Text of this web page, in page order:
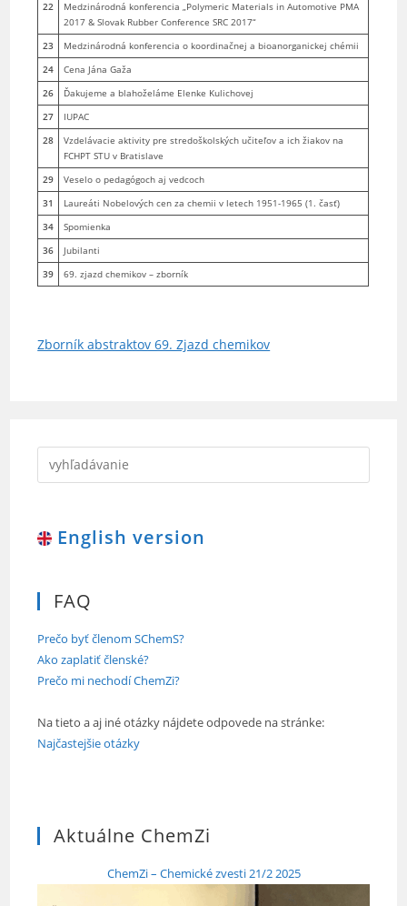
22
Medzinárodná konferencia „Polymeric Materials in Automotive PMA
2017 & Slovak Rubber Conference SRC 2017“
23
Medzinárodná konferencia o koordinačnej a bioanorganickej chémii
24
Cena Jána Gaža
26
Ďakujeme a blahoželáme Elenke Kulichovej
27
IUPAC
28
Vzdelávacie aktivity pre stredoškolských učiteľov a ich žiakov na
FCHPT STU v Bratislave
29
Veselo o pedagógoch aj vedcoch
31
Laureáti Nobelových cen za chemii v letech 1951-1965 (1. časť)
34
Spomienka
36
Jubilanti
39
69. zjazd chemikov – zborník
Zborník abstraktov 69. Zjazd chemikov
English version
FAQ
Prečo byť členom SChemS?
Ako zaplatiť členské?
Prečo mi nechodí ChemZi?
Na tieto a aj iné otázky nájdete odpovede na stránke:
Najčastejšie otázky
Aktuálne ChemZi
ChemZi – Chemické zvesti 21/2 2025